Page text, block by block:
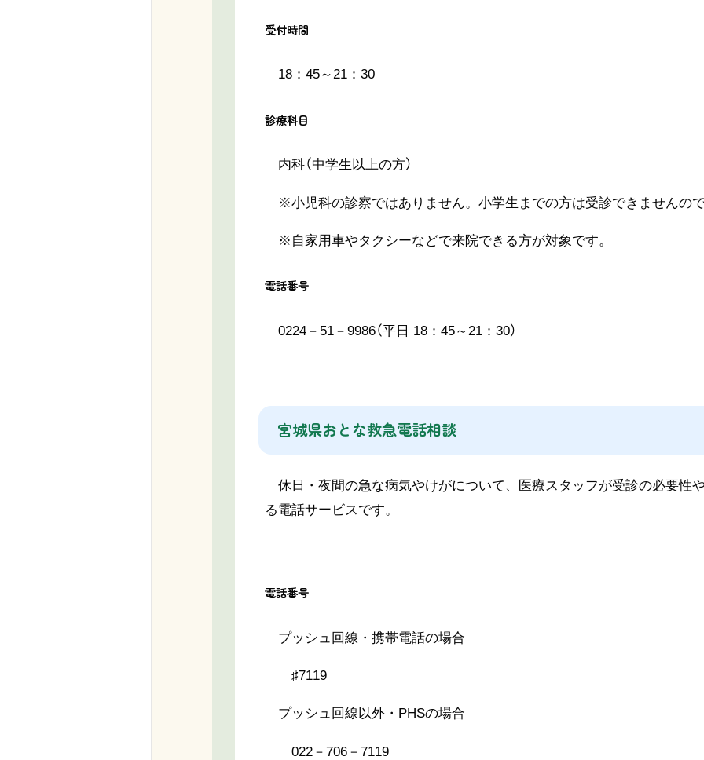
受付時間
18：45～21：30
診療科目
内科（中学生以上の方）
※小児科の診察ではありません。小学生までの方は受診できませんの
※自家用車やタクシーなどで来院できる方が対象です。
電話番号
0224－51－9986（平日 18：45～21：30）
宮城県おとな救急電話相談
休日・夜間の急な病気やけがについて、医療スタッフが受診の必要性
る電話サービスです。
電話番号
プッシュ回線・携帯電話の場合
♯7119
プッシュ回線以外・PHSの場合
022－706－7119